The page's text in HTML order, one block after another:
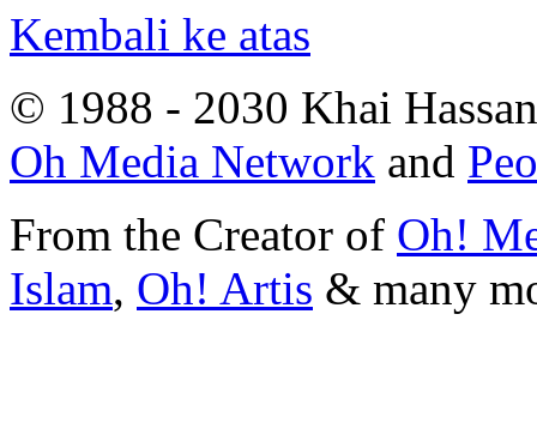
Kembali ke atas
© 1988 - 2030 Khai
Oh Media Network and
From the Creator of Oh!
Islam, Oh! Artis & many